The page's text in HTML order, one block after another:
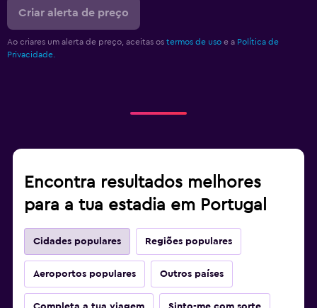
Criar alerta de preço
Ao criares um alerta de preço, aceitas os termos de uso e a Política de
Privacidade.
Encontra resultados melhores
para a tua estadia em Portugal
Cidades populares Regiões populares
Aeroportos populares Outros países